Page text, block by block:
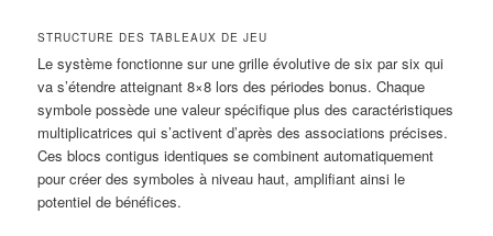
STRUCTURE DES TABLEAUX DE JEU
Le système fonctionne sur une grille évolutive de six par six qui
va s’étendre atteignant 8×8 lors des périodes bonus. Chaque
symbole possède une valeur spécifique plus des caractéristiques
multiplicatrices qui s’activent d’après des associations précises.
Ces blocs contigus identiques se combinent automatiquement
pour créer des symboles à niveau haut, amplifiant ainsi le
potentiel de bénéfices.